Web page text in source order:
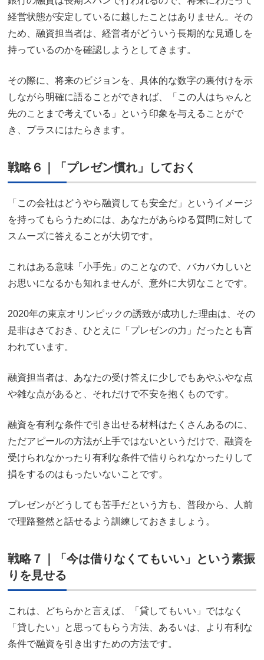
経営状態が安定しているに越したことはありません。その
ため、融資担当者は、経営者がどういう長期的な見通しを
持っているのかを確認しようとしてきます。
その際に、将来のビジョンを、具体的な数字の裏付けを示
しながら明確に語ることができれば、「この人はちゃんと
先のことまで考えている」という印象を与えることがで
き、プラスにはたらきます。
戦略６｜「プレゼン慣れ」しておく
「この会社はどうやら融資しても安全だ」というイメージ
を持ってもらうためには、あなたがあらゆる質問に対して
スムーズに答えることが大切です。
これはある意味「小手先」のことなので、バカバカしいと
お思いになるかも知れませんが、意外に大切なことです。
2020年の東京オリンピックの誘致が成功した理由は、その
是非はさておき、ひとえに「プレゼンの力」だったとも言
われています。
融資担当者は、あなたの受け答えに少しでもあやふやな点
や雑な点があると、それだけで不安を抱くものです。
融資を有利な条件で引き出せる材料はたくさんあるのに、
ただアピールの方法が上手ではないというだけで、融資を
受けられなかったり有利な条件で借りられなかったりして
損をするのはもったいないことです。
プレゼンがどうしても苦手だという方も、普段から、人前
で理路整然と話せるよう訓練しておきましょう。
戦略７｜「今は借りなくてもいい」という素振
りを見せる
これは、どちらかと言えば、「貸してもいい」ではなく
「貸したい」と思ってもらう方法、あるいは、より有利な
条件で融資を引き出すための方法です。